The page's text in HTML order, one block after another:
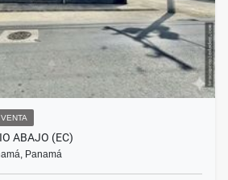
VENTA
ABAJO (EC)
Panamá